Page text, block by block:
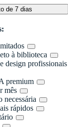
de 7 dias
à biblioteca
design profissionais
premium
mês
necessária
rápidos